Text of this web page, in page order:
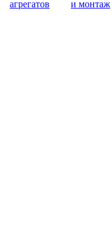
агрегатов
и монтаж